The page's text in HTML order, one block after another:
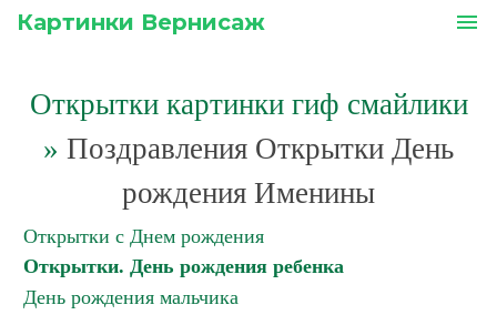
Картинки Вернисаж menu
Открытки картинки гиф смайлики
» Поздравления Открытки День
рождения Именины
Открытки с Днем рождения
Открытки. День рождения ребенка
День рождения мальчика